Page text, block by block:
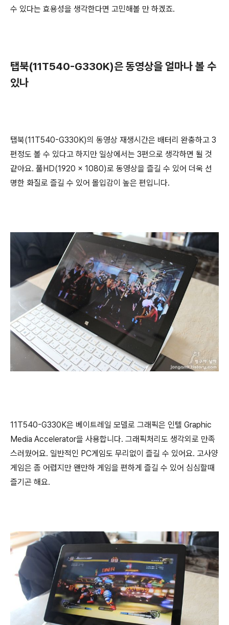
수 있다는 효용성을 생각한다면 고민해볼 만 하겠죠.
탭북(11T540-G330K)은 동영상을 얼마나 볼 수
있나
탭북(11T540-G330K)의 동영상 재생시간은 배터리 완충하고 3
편정도 볼 수 있다고 하지만 일상에서는 3편으로 생각하면 될 것
같아요. 풀HD(1920 x 1080)로 동영상을 즐길 수 있어 더욱 선
명한 화질로 즐길 수 있어 몰입감이 높은 편입니다.
11T540-G330K은 베이트레일 모델로 그래픽은 인텔 Graphic
Media Accelerator을 사용합니다. 그래픽처리도 생각외로 만족
스러웠어요. 일반적인 PC게임도 무리없이 즐길 수 있어요. 고사양
게임은 좀 어렵지만 왠만하 게임을 편하게 즐길 수 있어 심심할때
즐기곤 해요.